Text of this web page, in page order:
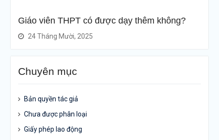
Giáo viên THPT có được dạy thêm không?
24 Tháng Mười, 2025
Chuyên mục
Bản quyền tác giả
Chưa được phân loại
Giấy phép lao động